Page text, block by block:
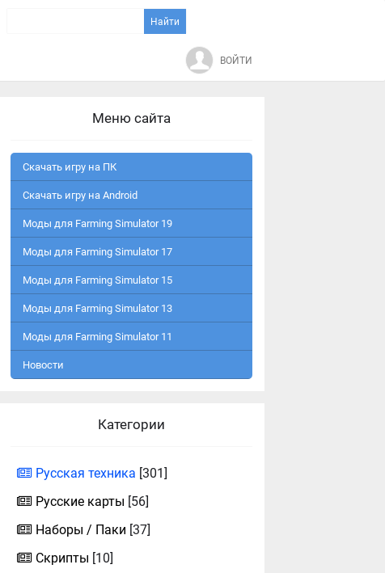
ВОЙТИ
Меню сайта
Скачать игру на ПК
Скачать игру на Android
Моды для Farming Simulator 19
Моды для Farming Simulator 17
Моды для Farming Simulator 15
Моды для Farming Simulator 13
Моды для Farming Simulator 11
Новости
Категории
Русская техника [301]
Русские карты [56]
Наборы / Паки [37]
Скрипты [10]